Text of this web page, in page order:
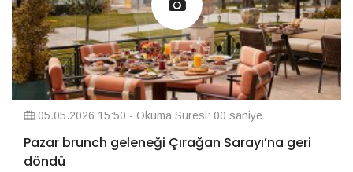
05.05.2026 15:50 - Okuma Süresi: 00 saniye
Pazar brunch geleneği Çırağan Sarayı’na geri
döndü